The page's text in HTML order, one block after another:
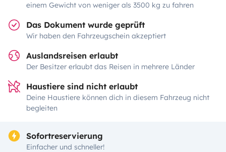
einem Gewicht von weniger als 3500 kg zu fahren
Das Dokument wurde geprüft
Wir haben den Fahrzeugschein akzeptiert
Auslandsreisen erlaubt
Der Besitzer erlaubt das Reisen in mehrere Länder
Haustiere sind nicht erlaubt
Deine Haustiere können dich in diesem Fahrzeug nicht
begleiten
Sofortreservierung
Einfacher und schneller!